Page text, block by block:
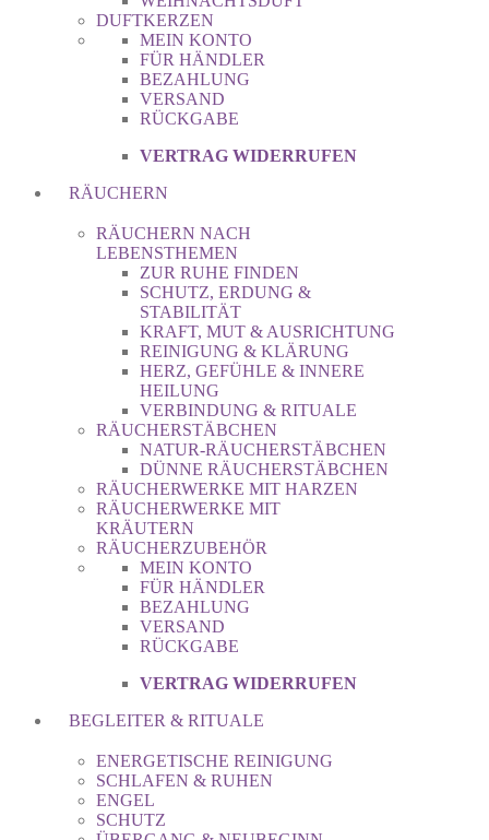
DUFTKERZEN
MEIN KONTO
FÜR HÄNDLER
BEZAHLUNG
VERSAND
RÜCKGABE
VERTRAG WIDERRUFEN
RÄUCHERN
RÄUCHERN NACH
LEBENSTHEMEN
ZUR RUHE FINDEN
SCHUTZ, ERDUNG &
STABILITÄT
KRAFT, MUT & AUSRICHTUNG
REINIGUNG & KLÄRUNG
HERZ, GEFÜHLE & INNERE
HEILUNG
VERBINDUNG & RITUALE
RÄUCHERSTÄBCHEN
NATUR-RÄUCHERSTÄBCHEN
DÜNNE RÄUCHERSTÄBCHEN
RÄUCHERWERKE MIT HARZEN
RÄUCHERWERKE MIT
KRÄUTERN
RÄUCHERZUBEHÖR
MEIN KONTO
FÜR HÄNDLER
BEZAHLUNG
VERSAND
RÜCKGABE
VERTRAG WIDERRUFEN
BEGLEITER & RITUALE
ENERGETISCHE REINIGUNG
SCHLAFEN & RUHEN
ENGEL
SCHUTZ